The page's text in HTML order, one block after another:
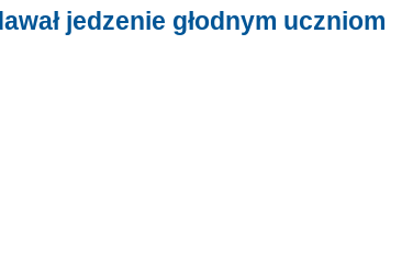
jedzenie głodnym uczniom